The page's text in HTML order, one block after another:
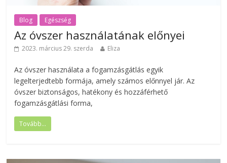
Blog Egészség
Az óvszer használatának előnyei
2023. március 29. szerda Eliza
Az óvszer használata a fogamzásgátlás egyik
legelterjedtebb formája, amely számos előnnyel jár. Az
óvszer biztonságos, hatékony és hozzáférhető
fogamzásgátlási forma,
Tovább...